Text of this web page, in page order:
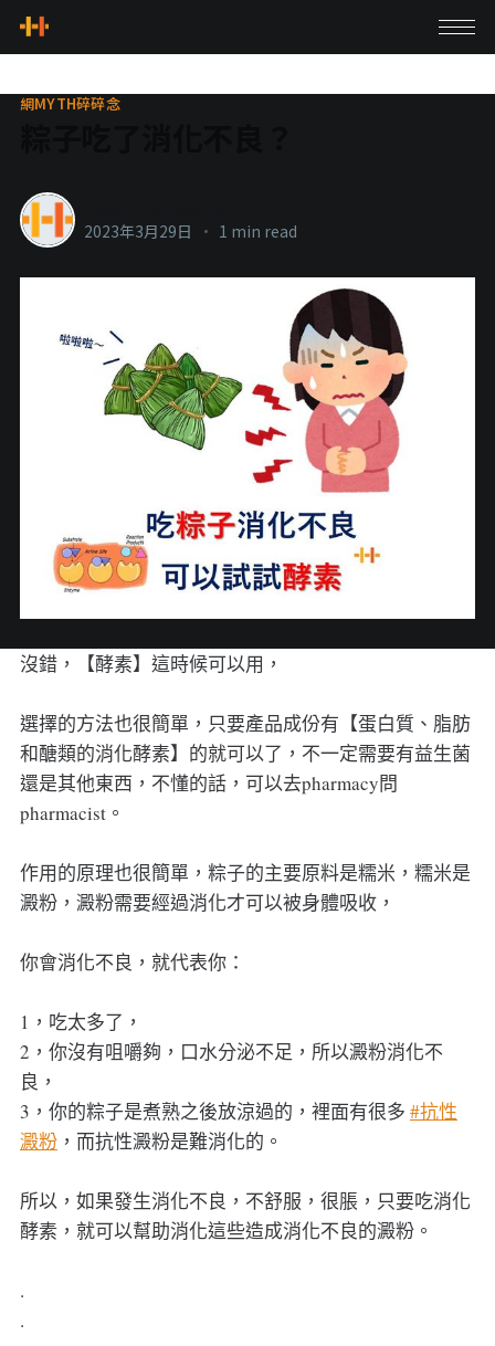
網MYTH碎碎念
2023年3月29日 • 1 min read
沒錯，【酵素】這時候可以用，
選擇的方法也很簡單，只要產品成份有【蛋白質、脂肪
和醣類的消化酵素】的就可以了，不一定需要有益生菌
還是其他東西，不懂的話，可以去pharmacy問
pharmacist。
作用的原理也很簡單，粽子的主要原料是糯米，糯米是
澱粉，澱粉需要經過消化才可以被身體吸收，
你會消化不良，就代表你：
1，吃太多了，
2，你沒有咀嚼夠，口水分泌不足，所以澱粉消化不
良，
3，你的粽子是煮熟之後放涼過的，裡面有很多 #抗性
澱粉，而抗性澱粉是難消化的。
所以，如果發生消化不良，不舒服，很脹，只要吃消化
酵素，就可以幫助消化這些造成消化不良的澱粉。
.
.